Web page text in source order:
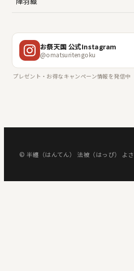
お祭天国 公式Instagram
@omatsuritengoku
プレゼント・お得なキャンペーン情報を発信中
© 半纏（はんてん） 法被（はっぴ） よ